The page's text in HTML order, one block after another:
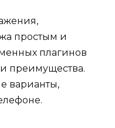
простым и
плагинов
преимущества.
варианты,